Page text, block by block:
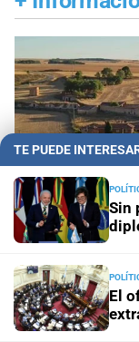
España
anochecerá dos
TE PUEDE
Sin
El